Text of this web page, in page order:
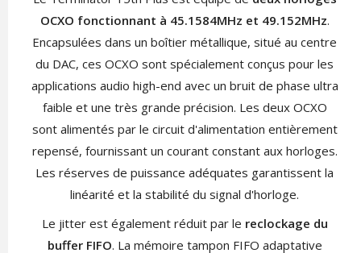
OCXO fonctionnant à 45.1584MHz et 49.152MHz.
Encapsulées dans un boîtier métallique, situé au centre
du DAC, ces OCXO sont spécialement conçus pour les
applications audio high-end avec un bruit de phase ultra
faible et une très grande précision. Les deux OCXO
sont alimentés par le circuit d'alimentation entièrement
repensé, fournissant un courant constant aux horloges.
Les réserves de puissance adéquates garantissent la
linéarité et la stabilité du signal d'horloge.
Le jitter est également réduit par le reclockage du
buffer FIFO. La mémoire tampon FIFO adaptative